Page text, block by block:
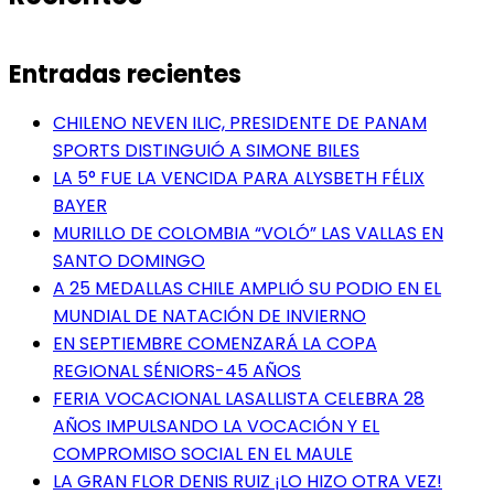
Entradas recientes
CHILENO NEVEN ILIC, PRESIDENTE DE PANAM
SPORTS DISTINGUIÓ A SIMONE BILES
LA 5° FUE LA VENCIDA PARA ALYSBETH FÉLIX
BAYER
MURILLO DE COLOMBIA “VOLÓ” LAS VALLAS EN
SANTO DOMINGO
A 25 MEDALLAS CHILE AMPLIÓ SU PODIO EN EL
MUNDIAL DE NATACIÓN DE INVIERNO
EN SEPTIEMBRE COMENZARÁ LA COPA
REGIONAL SÉNIORS-45 AÑOS
FERIA VOCACIONAL LASALLISTA CELEBRA 28
AÑOS IMPULSANDO LA VOCACIÓN Y EL
COMPROMISO SOCIAL EN EL MAULE
LA GRAN FLOR DENIS RUIZ ¡LO HIZO OTRA VEZ!